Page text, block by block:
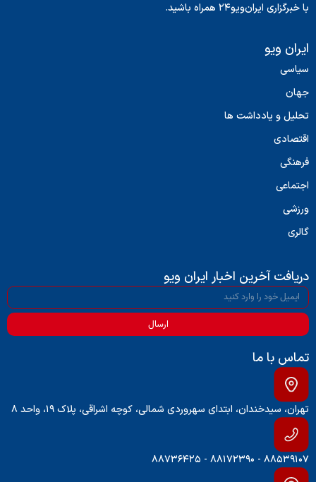
با خبرگزاری ایران‌ویو۲۴ همراه باشید.
ایران ویو
سیاسی
جهان
تحلیل و یادداشت ها
اقتصادی
فرهنگی
اجتماعی
ورزشی
گالری
دریافت آخرین اخبار ایران ویو
ارسال
تماس با ما
تهران، سیدخندان، ابتدای سهروردی شمالی، کوچه اشراقی، پلاک ۱۹، واحد ۸
۸۸۵۳۹۱۰۷ - ۸۸۱۷۲۳۹۰ - ۸۸۷۳۶۴۲۵